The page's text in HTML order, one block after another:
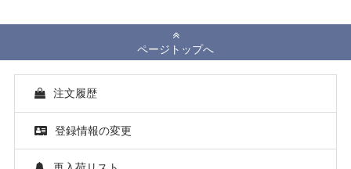
ページトップへ
注文履歴
登録情報の変更